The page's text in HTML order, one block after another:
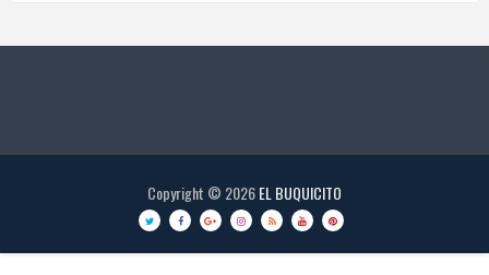
Copyright © 2026EL BUQUICITO